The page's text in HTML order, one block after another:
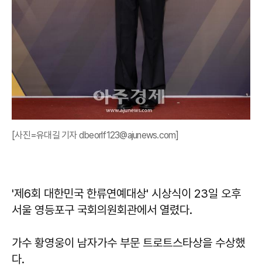
[사진=유대길 기자 dbeorlf123@ajunews.com]
'제6회 대한민국 한류연예대상' 시상식이 23일 오후
서울 영등포구 국회의원회관에서 열렸다.
가수 황영웅이 남자가수 부문 트로트스타상을 수상했
다.